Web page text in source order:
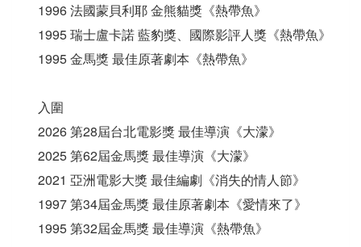
1996 法國蒙貝利耶 金熊貓獎《熱帶魚》
1995 瑞士盧卡諾 藍豹獎、國際影評人獎《熱帶魚》
1995 金馬獎 最佳原著劇本《熱帶魚》
入圍
2026 第28屆台北電影獎 最佳導演《大濛》
2025 第62屆金馬獎 最佳導演《大濛》
2021 亞洲電影大獎 最佳編劇《消失的情人節》
1997 第34屆金馬獎 最佳原著劇本《愛情來了》
1995 第32屆金馬獎 最佳導演《熱帶魚》